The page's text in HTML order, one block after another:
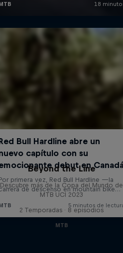
Beyond the Line
Descubre más de la Copa del Mundo de
MTB UCI 2023
2 Temporadas · 8 episodios
MTB